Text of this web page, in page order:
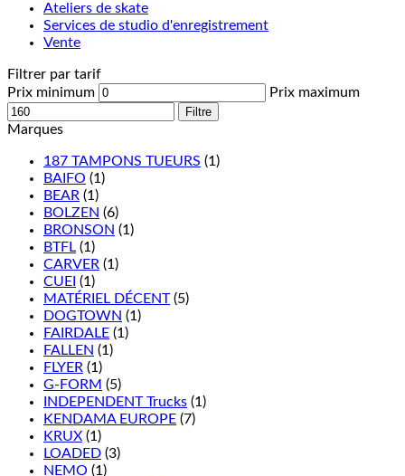
Ateliers de skate
Services de studio d'enregistrement
Vente
Filtrer par tarif
Prix minimum
Prix maximum
Filtre
Marques
187 TAMPONS TUEURS (1)
BAIFO (1)
BEAR (1)
BOLZEN (6)
BRONSON (1)
BTFL (1)
CARVER (1)
CUEI (1)
MATÉRIEL DÉCENT (5)
DOGTOWN (1)
FAIRDALE (1)
FALLEN (1)
FLYER (1)
G-FORM (5)
INDEPENDENT Trucks (1)
KENDAMA EUROPE (7)
KRUX (1)
LOADED (3)
NEMO (1)